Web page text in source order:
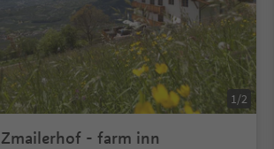
1/2
Zmailerhof - farm inn